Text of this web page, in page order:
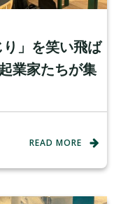
り」を笑い飛ば
業家たちが集
READ MORE